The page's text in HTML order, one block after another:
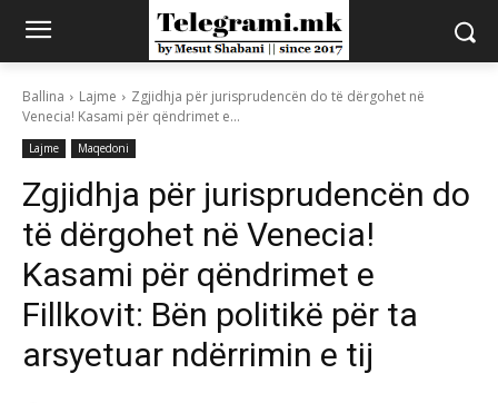
Ballina Lajme
Zgjidhja për jurisprudencën do të dërgohet në
Venecia! Kasami për qëndrimet e...
Lajme Maqedoni
Zgjidhja për jurisprudencën do
të dërgohet në Venecia!
Kasami për qëndrimet e
Fillkovit: Bën politikë për ta
arsyetuar ndërrimin e tij